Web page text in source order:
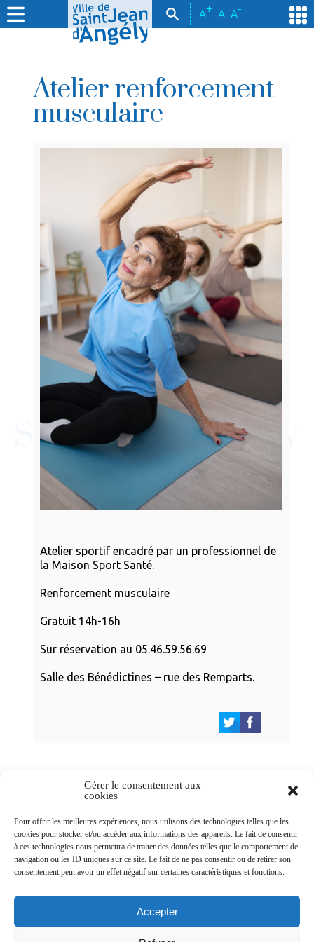
Gérer le consentement aux
cookies
Pour offrir les meilleures expériences, nous utilisons des technologies telles que les
cookies pour stocker et/ou accéder aux informations des appareils. Le fait de consentir
à ces technologies nous permettra de traiter des données telles que le comportement de
navigation ou les ID uniques sur ce site. Le fait de ne pas consentir ou de retirer son
consentement peut avoir un effet négatif sur certaines caractéristiques et fonctions.
Accepter
A+ A A-
Atelier renforcement
musculaire
Atelier sportif encadré par un professionnel de
la Maison Sport Santé.
Renforcement musculaire
Gratuit 14h-16h
Sur réservation au 05.46.59.56.69
Salle des Bénédictines – rue des Remparts.
Newsletters
Abonnez-vous à la newsletter
>